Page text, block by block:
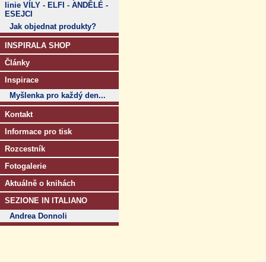
linie VÍLY - ELFI - ANDĚLÉ -
ESEJCI
Jak objednat produkty?
INSPIRALA SHOP
Články
Inspirace
Myšlenka pro každý den...
Kontakt
Informace pro tisk
Rozcestník
Fotogalerie
Aktuálně o knihách
SEZIONE IN ITALIANO
Andrea Donnoli